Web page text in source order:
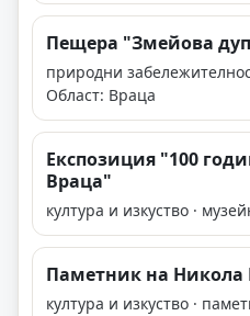
Пещера "Змейова
природни
Област: Враца
Експозиция "100
Враца"
култура и изкуство ·
Паметник на Никола
култура и изкуство ·